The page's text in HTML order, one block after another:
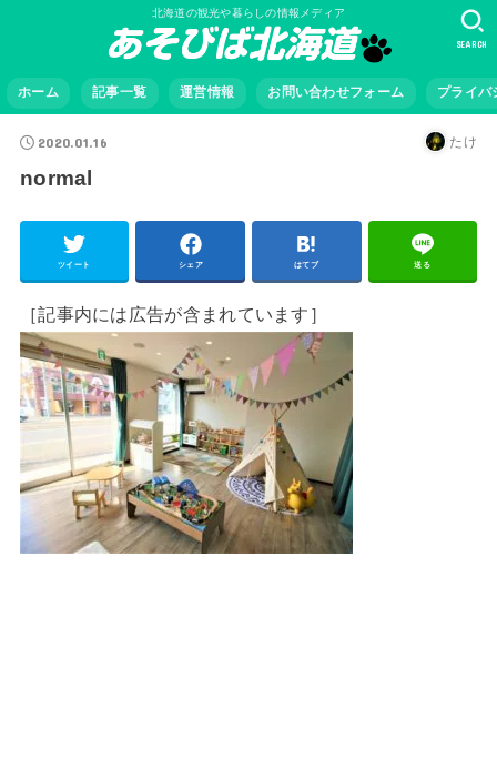
北海道の観光や暮らしの情報メディア
ホーム 記事一覧 運営情報 お問い合わせフォーム プライバ
SEARCH
2020.01.16 たけ
normal
ツイート シェア はてブ 送る
［記事内には広告が含まれています］